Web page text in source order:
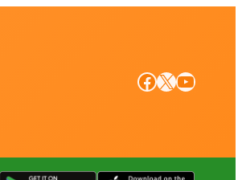
Facebook X YouTube